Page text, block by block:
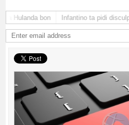
Hulanda bon Infantino ta pidi